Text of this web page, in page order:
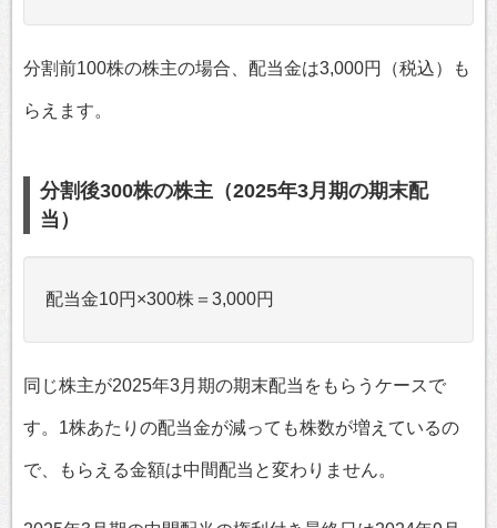
分割前100株の株主の場合、配当金は3,000円（税込）も
らえます。
分割後300株の株主（2025年3月期の期末配
当）
配当金10円×300株＝3,000円
同じ株主が2025年3月期の期末配当をもらうケースで
す。1株あたりの配当金が減っても株数が増えているの
で、もらえる金額は中間配当と変わりません。